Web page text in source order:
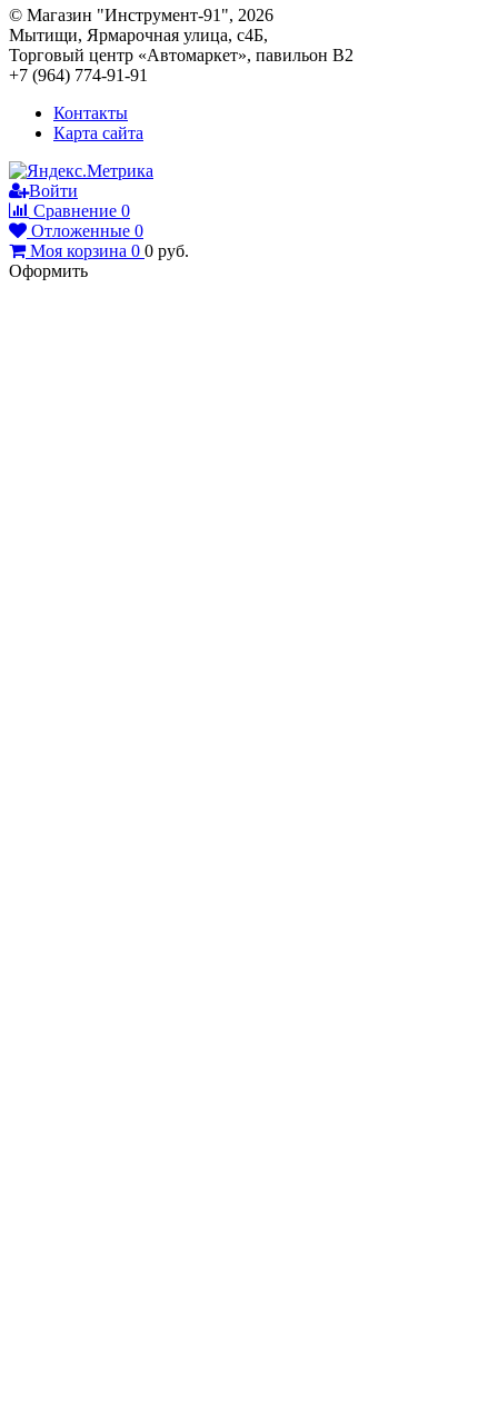
© Магазин "Инструмент-91", 2026
Мытищи, Ярмарочная улица, с4Б,
Торговый центр «Автомаркет», павильон В2
+7 (964) 774-91-91
Контакты
Карта сайта
Войти
Сравнение 0
Отложенные 0
Моя корзина 0 0 руб.
Оформить